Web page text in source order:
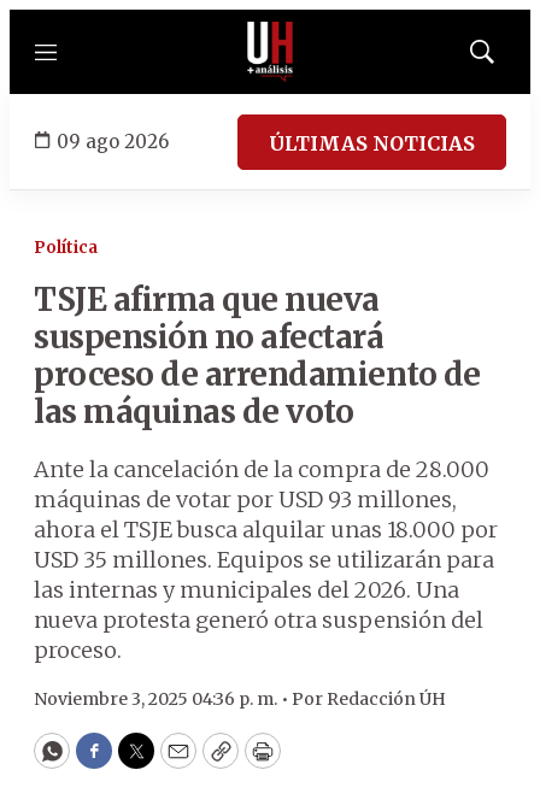
Menú
Mostrar
09 ago 2026 ÚLTIMAS NOTICIAS
Política
TSJE afirma que nueva
suspensión no afectará
proceso de arrendamiento de
las máquinas de voto
Ante la cancelación de la compra de 28.000
máquinas de votar por USD 93 millones,
ahora el TSJE busca alquilar unas 18.000 por
USD 35 millones. Equipos se utilizarán para
las internas y municipales del 2026. Una
nueva protesta generó otra suspensión del
proceso.
Noviembre 3, 2025 04:36 p. m. • Por Redacción ÚH
WhatsApp
Facebook
Twitter
EmailCopyPrint